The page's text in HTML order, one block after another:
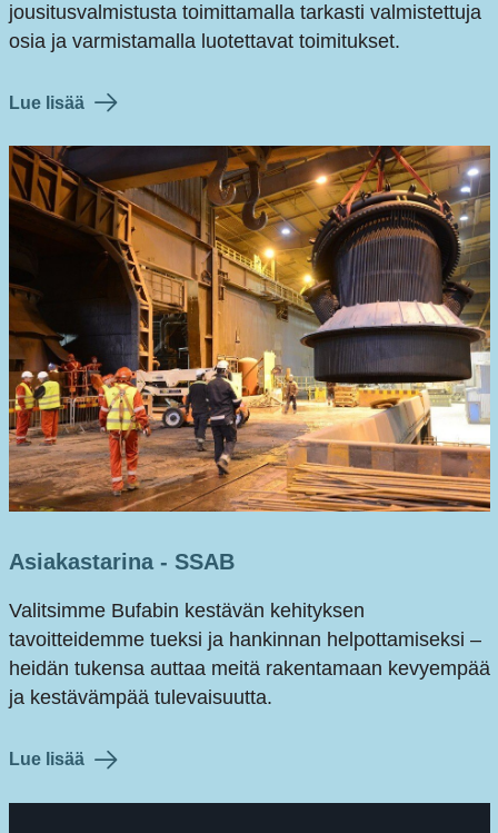
jousitusvalmistusta toimittamalla tarkasti valmistettuja
osia ja varmistamalla luotettavat toimitukset.
Lue lisää
Asiakastarina - SSAB
Valitsimme Bufabin kestävän kehityksen
tavoitteidemme tueksi ja hankinnan helpottamiseksi –
heidän tukensa auttaa meitä rakentamaan kevyempää
ja kestävämpää tulevaisuutta.
Lue lisää